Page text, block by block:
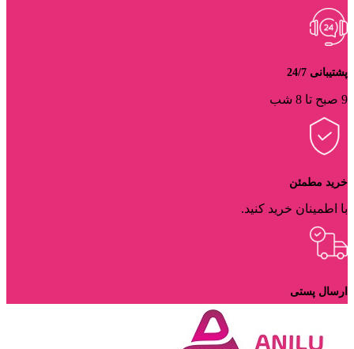
پشتیبانی 24/7
9 صبح تا 8 شب
خرید مطمئن
با اطمینان خرید کنید.
ارسال پستی